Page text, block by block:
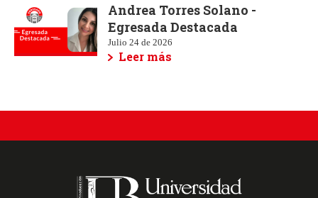
Andrea Torres Solano -
Egresada Destacada
Julio 24 de 2026
Leer más